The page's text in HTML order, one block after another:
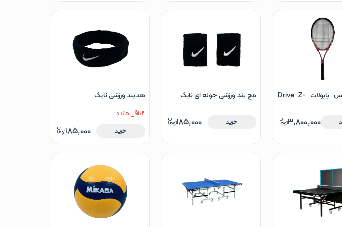
راکت تنیس بابولات Drive Z-
3,800,000
مچ بند ورزشی حوله ای نایک
خرید 185,000
هدبند ورزشی نایک
4 باقی مانده
خرید
185,000